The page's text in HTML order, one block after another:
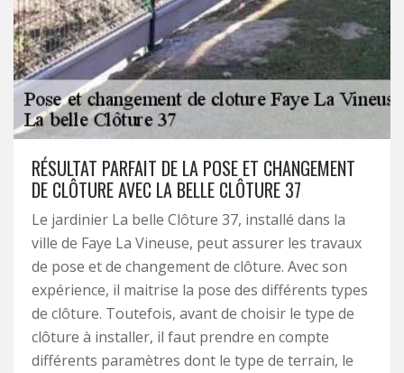
RÉSULTAT PARFAIT DE LA POSE ET CHANGEMENT
DE CLÔTURE AVEC LA BELLE CLÔTURE 37
Le jardinier La belle Clôture 37, installé dans la
ville de Faye La Vineuse, peut assurer les travaux
de pose et de changement de clôture. Avec son
expérience, il maitrise la pose des différents types
de clôture. Toutefois, avant de choisir le type de
clôture à installer, il faut prendre en compte
différents paramètres dont le type de terrain, le